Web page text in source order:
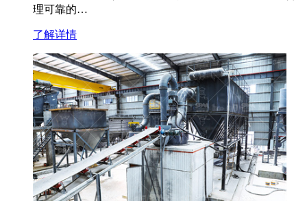
理可靠的…
了解详情